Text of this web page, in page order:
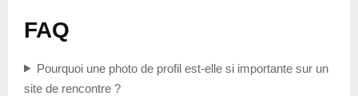
FAQ
Pourquoi une photo de profil est-elle si importante sur un
site de rencontre ?